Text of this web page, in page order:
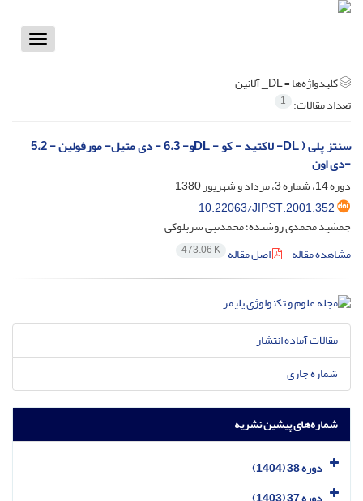
Toggle
کلیدواژه‌ها =DL_ آلانین
تعداد مقالات: 1
سنتز پلی ( DL- لاکتید - کو - DLو- 6،3 - دی متیل- مورفولین - 5،2
-دی اون
دوره 14، شماره 3، مرداد و شهریور 1380
10.22063/JIPST.2001.352
جمشید محمدی روشنده؛ محمدنبی سربلوکی
مشاهده مقاله
اصل مقاله 473.06 K
مقالات آماده انتشار
شماره جاری
شماره‌های پیشین نشریه
دوره 38 (1404)